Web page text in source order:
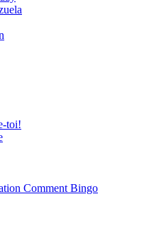
toi!
Comment Bingo